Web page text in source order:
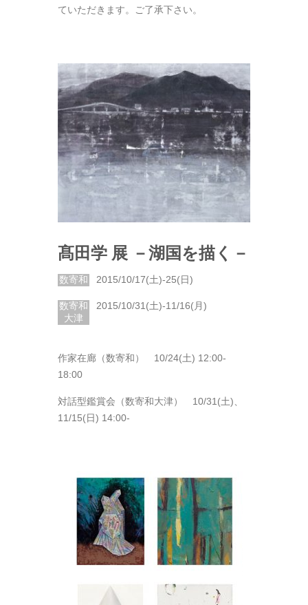
ていただきます。ご了承下さい。
髙田学 展 －湖国を描く－
数寄和 2015/10/17(土)-25(日)
数寄和
大津
2015/10/31(土)-11/16(月)
作家在廊（数寄和） 10/24(土) 12:00-
18:00
対話型鑑賞会（数寄和大津） 10/31(土)、
11/15(日) 14:00-